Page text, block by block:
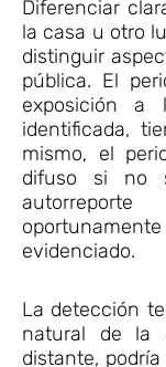
Diferenciar
la casa u otro
distinguir
pública. El
exposición a
identificada,
mismo, el
difuso si no
evidenciado.
La detección
natural de la
distante,